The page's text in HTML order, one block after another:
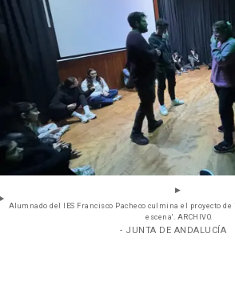
Alumnado del IES Francisco Pacheco culmina el proyecto
escena'. ARCHIVO.
- JUNTA DE ANDALUCÍA